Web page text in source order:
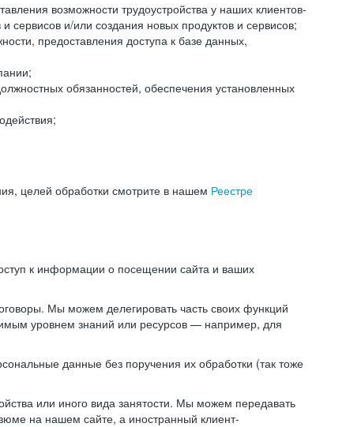
возможности трудоустройства у наших клиентов-
и/или создания новых продуктов и сервисов;
предоставления доступа к базе данных,
обязанностей, обеспечения установленных
целей обработки смотрите в нашем Реестре
к информации о посещении сайта и ваших
Мы можем делегировать часть своих функций
уровнем знаний или ресурсов — например, для
данные без поручения их обработки (так тоже
или иного вида занятости. Мы можем передавать
на нашем сайте, а иностранный клиент-